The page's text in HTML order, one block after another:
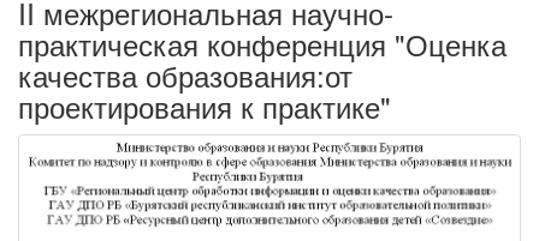
II межрегиональная научно-
практическая конференция "Оценка
качества образования:от
проектирования к практике"